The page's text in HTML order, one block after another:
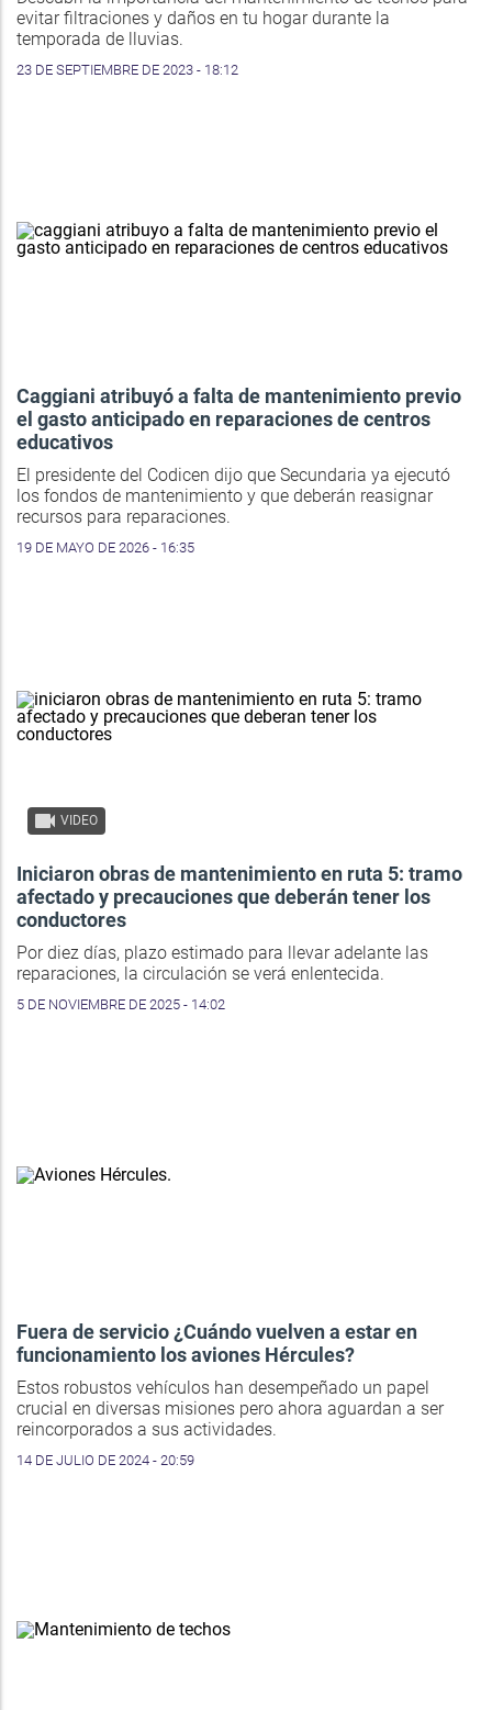
evitar filtraciones y daños en tu hogar durante la
temporada de lluvias.
23 DE SEPTIEMBRE DE 2023 - 18:12
Caggiani atribuyó a falta de mantenimiento previo
el gasto anticipado en reparaciones de centros
educativos
El presidente del Codicen dijo que Secundaria ya ejecutó
los fondos de mantenimiento y que deberán reasignar
recursos para reparaciones.
19 DE MAYO DE 2026 - 16:35
VIDEO
Iniciaron obras de mantenimiento en ruta 5: tramo
afectado y precauciones que deberán tener los
conductores
Por diez días, plazo estimado para llevar adelante las
reparaciones, la circulación se verá enlentecida.
5 DE NOVIEMBRE DE 2025 - 14:02
Fuera de servicio ¿Cuándo vuelven a estar en
funcionamiento los aviones Hércules?
Estos robustos vehículos han desempeñado un papel
crucial en diversas misiones pero ahora aguardan a ser
reincorporados a sus actividades.
14 DE JULIO DE 2024 - 20:59